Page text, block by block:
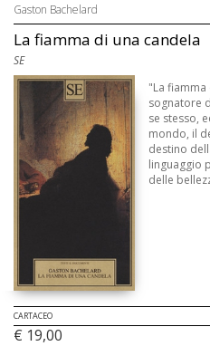
Gaston Bachelard
La fiamma di una candela
SE
"La
sognatore
se stesso,
mondo, il
destino
linguaggio
delle
CARTACEO
€ 19,00